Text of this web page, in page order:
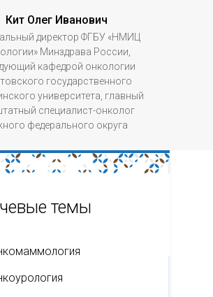
Кит Олег Иванович
директор ФГБУ «НМИЦ
Минздрава России,
кафедрой онкологии
государственного
университета, главный
специалист-онколог
федерального округа
темы